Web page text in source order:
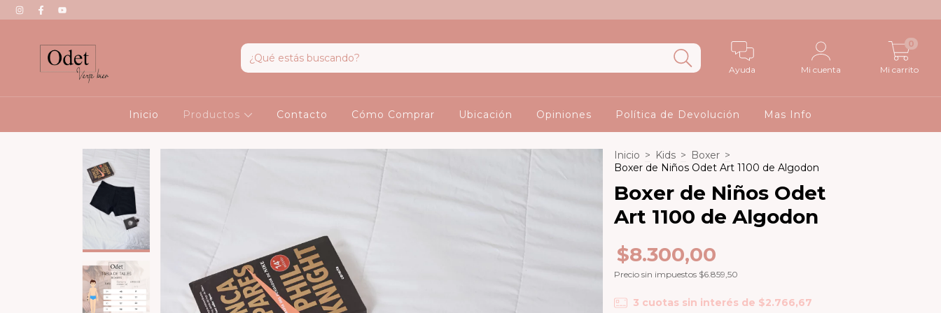
Ayuda Mi cuenta Mi carrito
0
Inicio Productos Contacto Cómo Comprar Ubicación Opiniones Política de Devolución Mas Info
Inicio > Kids > Boxer >
Boxer de Niños Odet Art 1100 de Algodon
Boxer de Niños Odet
Art 1100 de Algodon
$8.300,00
Precio sin impuestos $6.859,50
3 cuotas sin interés de $2.766,67